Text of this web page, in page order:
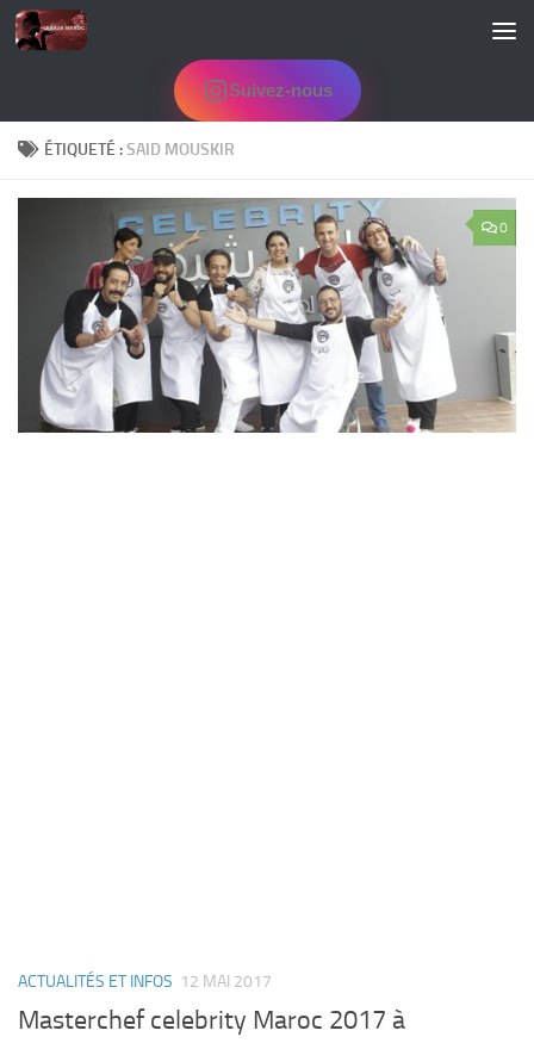
Skip to content
Suivez-nous
ÉTIQUETÉ :SAID MOUSKIR
0
ACTUALITÉS ET INFOS 12 MAI 2017
Masterchef celebrity Maroc 2017 à